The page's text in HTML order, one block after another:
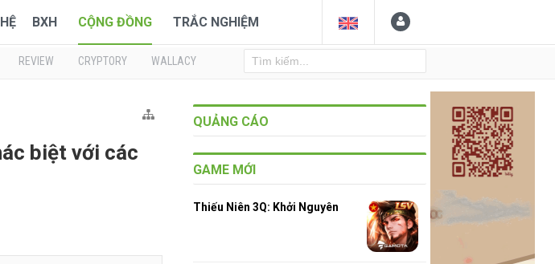
BXH CỘNG ĐỒNG TRẮC NGHIỆM
REVIEW CRYPTORY WALLACY
biệt với các
QUẢNG CÁO
GAME MỚI
Thiếu Niên 3Q: Khởi Nguyên